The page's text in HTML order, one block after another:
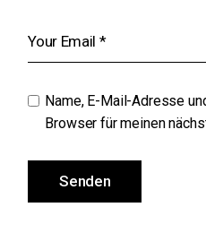
Name, E-Mail-Adresse
Browser für meinen
Senden